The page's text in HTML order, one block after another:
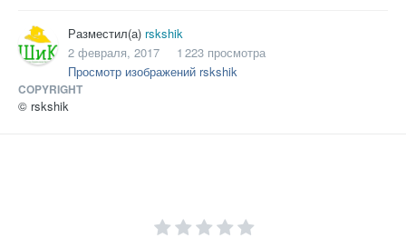
Разместил(а) rskshik
2 февраля, 2017
1 223 просмотра
Просмотр изображений rskshik
COPYRIGHT
© rskshik